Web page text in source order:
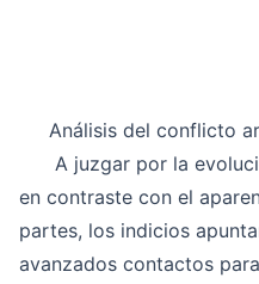
Análisis del conflicto
A juzgar por la
en contraste con el
partes, los indicios
avanzados contactos